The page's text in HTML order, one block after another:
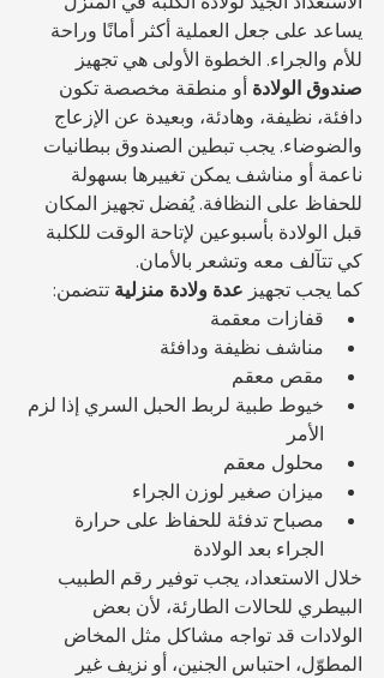
يساعد على جعل العملية أكثر أمانًا وراحة
للأم والجراء. الخطوة الأولى هي تجهيز
صندوق الولادة أو منطقة مخصصة تكون
دافئة، نظيفة، وهادئة، وبعيدة عن الإزعاج
والضوضاء. يجب تبطين الصندوق ببطانيات
ناعمة أو مناشف يمكن تغييرها بسهولة
للحفاظ على النظافة. يُفضل تجهيز المكان
قبل الولادة بأسبوعين لإتاحة الوقت للكلبة
كي تتآلف معه وتشعر بالأمان.
كما يجب تجهيز عدة ولادة منزلية تتضمن:
قفازات معقمة
مناشف نظيفة ودافئة
مقص معقم
خيوط طبية لربط الحبل السري إذا لزم
الأمر
محلول معقم
ميزان صغير لوزن الجراء
مصباح تدفئة للحفاظ على حرارة
الجراء بعد الولادة
خلال الاستعداد، يجب توفير رقم الطبيب
البيطري للحالات الطارئة، لأن بعض
الولادات قد تواجه مشاكل مثل المخاض
المطوّل، احتباس الجنين، أو نزيف غير